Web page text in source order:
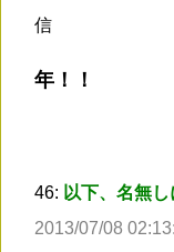
信
年！！
46: 以下、名無
2013/07/08